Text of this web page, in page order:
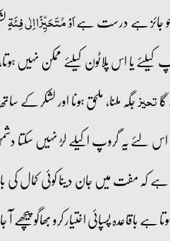
جو جائز ہے درست ہےاَوۡ مُتَحَیِّزًا اِلٰی فِئَۃٍ
یا اس پلاٹون کیلئے ممکن نہیں
تحیزجگہ ملنا، ملحق ہونا اور لشکر
اس لئے یہ گروپ اکیلے لڑ نہیں
کہ مفت میں جان دینا کوئی کمال
ہے باقاعدہ پسپائی اختیار کرو بھاگو